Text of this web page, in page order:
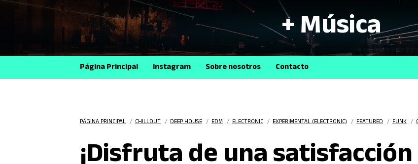
+ Música
Página Principal Instagram Sobre nosotros Contacto
PÁGINA PRINCIPAL / CHILLOUT / DEEP HOUSE / EDM / ELECTRONIC / EXPERIMENTAL (ELECTRONIC) / FEATURED / FUNK /